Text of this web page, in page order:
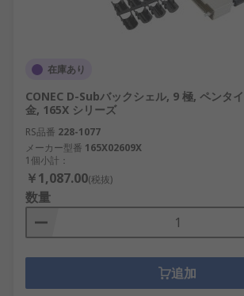
在庫あり
CONEC D-Subバックシェル, 9 極, ペンタ
金, 165X シリーズ
RS品番 228-1077
メーカー型番 165X02609X
1個小計：
￥1,087.00(税抜)
数量
追加